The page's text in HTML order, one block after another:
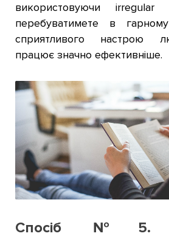
використовуючи
перебуватимете в
сприятливого настрою
працює значно ефективніше.
Спосіб №5.